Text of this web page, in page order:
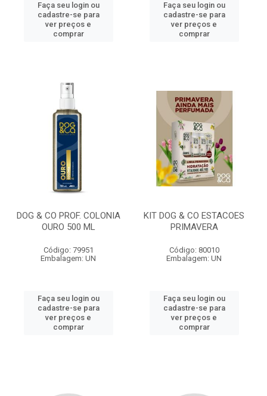
Faça seu login ou
cadastre-se para
ver preços e
comprar
Faça seu login ou
cadastre-se para
ver preços e
comprar
DOG & CO PROF. COLONIA
OURO 500 ML
Código: 79951
Embalagem: UN
Faça seu login ou
cadastre-se para
ver preços e
comprar
KIT DOG & CO ESTACOES
PRIMAVERA
Código: 80010
Embalagem: UN
Faça seu login ou
cadastre-se para
ver preços e
comprar